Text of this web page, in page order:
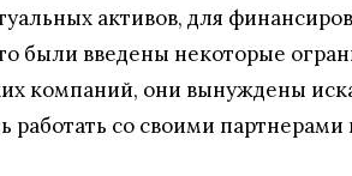
активов, для
были введены некоторые
компаний, они вынуждены
со своими партнерами